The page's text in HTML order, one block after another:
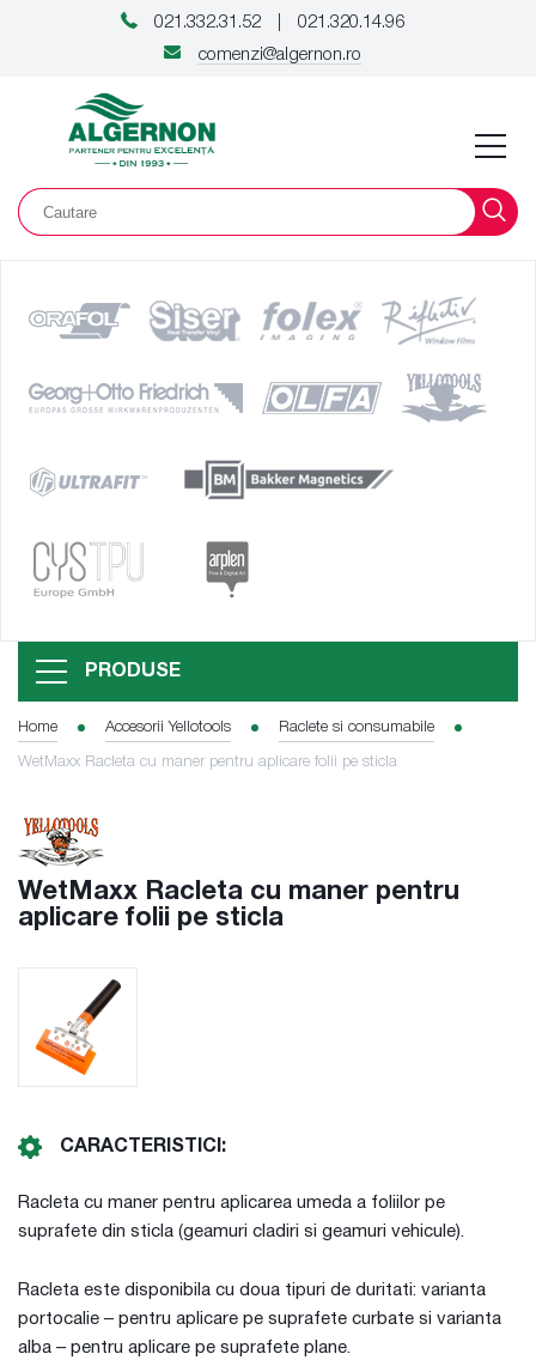
021.332.31.52
021.320.14.96
comenzi@algernon.ro
PRODUSE
Home Accesorii Yellotools Raclete si consumabile
WetMaxx Racleta cu maner pentru aplicare folii pe sticla
WetMaxx Racleta cu maner pentru
aplicare folii pe sticla
CARACTERISTICI:
Racleta cu maner pentru aplicarea umeda a foliilor pe
suprafete din sticla (geamuri cladiri si geamuri vehicule).
Racleta este disponibila cu doua tipuri de duritati: varianta
portocalie – pentru aplicare pe suprafete curbate si varianta
alba – pentru aplicare pe suprafete plane.